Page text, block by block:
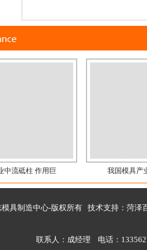
流砥柱 作用巨 我国模具产业
具制造中心-版权所有 技术支持： 菏泽
联系人：成经理 电话：